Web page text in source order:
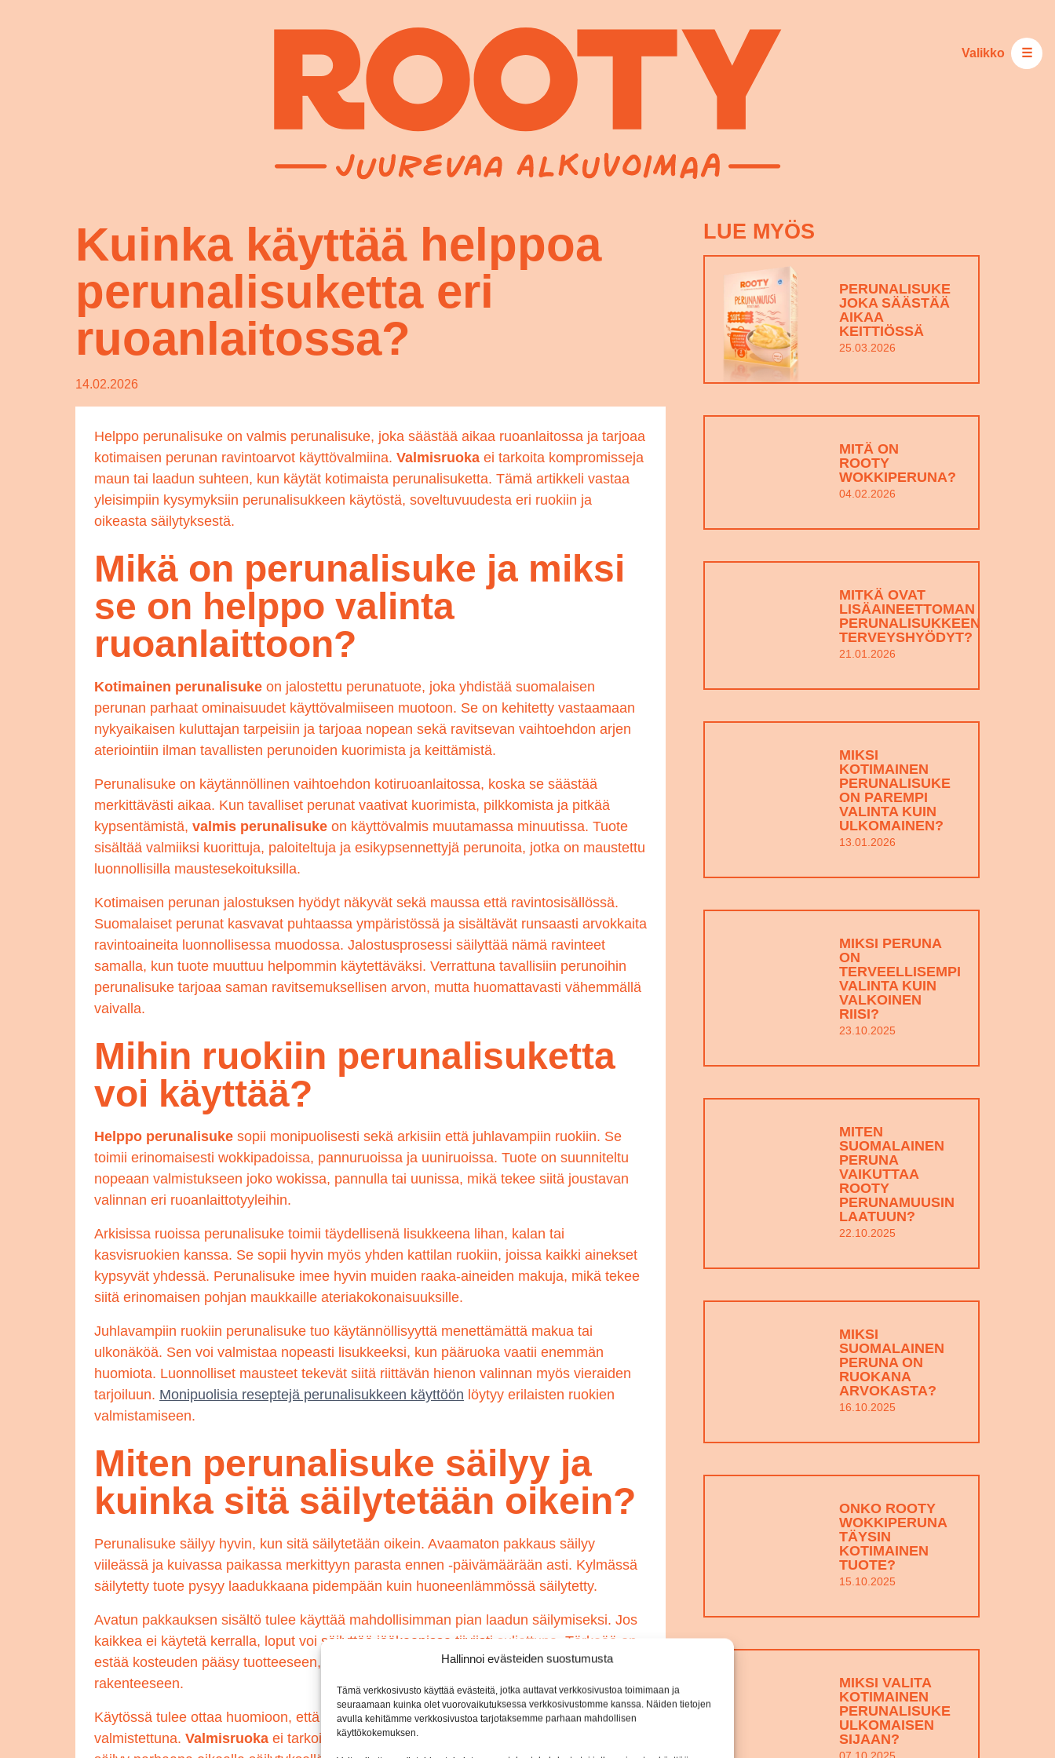
Hallinnoi evästeiden suostumusta
Tämä verkkosivusto käyttää evästeitä, jotka auttavat verkkosivustoa toimimaan ja
seuraamaan kuinka olet vuorovaikutuksessa verkkosivustomme kanssa. Näiden tietojen
avulla kehitämme verkkosivustoa tarjotaksemme parhaan mahdollisen
käyttökokemuksen.
Valikko ☰
Kuinka käyttää helppoa
perunalisuketta eri
ruoanlaitossa?
14.02.2026
Helppo perunalisuke on valmis perunalisuke, joka säästää aikaa ruoanlaitossa ja tarjoaa
kotimaisen perunan ravintoarvot käyttövalmiina. Valmisruoka ei tarkoita kompromisseja
maun tai laadun suhteen, kun käytät kotimaista perunalisuketta. Tämä artikkeli vastaa
yleisimpiin kysymyksiin perunalisukkeen käytöstä, soveltuvuudesta eri ruokiin ja
oikeasta säilytyksestä.
Mikä on perunalisuke ja miksi
se on helppo valinta
ruoanlaittoon?
Kotimainen perunalisuke on jalostettu perunatuote, joka yhdistää suomalaisen
perunan parhaat ominaisuudet käyttövalmiiseen muotoon. Se on kehitetty vastaamaan
nykyaikaisen kuluttajan tarpeisiin ja tarjoaa nopean sekä ravitsevan vaihtoehdon arjen
ateriointiin ilman tavallisten perunoiden kuorimista ja keittämistä.
Perunalisuke on käytännöllinen vaihtoehdon kotiruoanlaitossa, koska se säästää
merkittävästi aikaa. Kun tavalliset perunat vaativat kuorimista, pilkkomista ja pitkää
kypsentämistä, valmis perunalisuke on käyttövalmis muutamassa minuutissa. Tuote
sisältää valmiiksi kuorittuja, paloiteltuja ja esikypsennettyjä perunoita, jotka on maustettu
luonnollisilla maustesekoituksilla.
Kotimaisen perunan jalostuksen hyödyt näkyvät sekä maussa että ravintosisällössä.
Suomalaiset perunat kasvavat puhtaassa ympäristössä ja sisältävät runsaasti arvokkaita
ravintoaineita luonnollisessa muodossa. Jalostusprosessi säilyttää nämä ravinteet
samalla, kun tuote muuttuu helpommin käytettäväksi. Verrattuna tavallisiin perunoihin
perunalisuke tarjoaa saman ravitsemuksellisen arvon, mutta huomattavasti vähemmällä
vaivalla.
Mihin ruokiin perunalisuketta
voi käyttää?
Helppo perunalisuke sopii monipuolisesti sekä arkisiin että juhlavampiin ruokiin. Se
toimii erinomaisesti wokkipadoissa, pannuruoissa ja uuniruoissa. Tuote on suunniteltu
nopeaan valmistukseen joko wokissa, pannulla tai uunissa, mikä tekee siitä joustavan
valinnan eri ruoanlaittotyyleihin.
Arkisissa ruoissa perunalisuke toimii täydellisenä lisukkeena lihan, kalan tai
kasvisruokien kanssa. Se sopii hyvin myös yhden kattilan ruokiin, joissa kaikki ainekset
kypsyvät yhdessä. Perunalisuke imee hyvin muiden raaka-aineiden makuja, mikä tekee
siitä erinomaisen pohjan maukkaille ateriakokonaisuuksille.
Juhlavampiin ruokiin perunalisuke tuo käytännöllisyyttä menettämättä makua tai
ulkonäköä. Sen voi valmistaa nopeasti lisukkeeksi, kun pääruoka vaatii enemmän
huomiota. Luonnolliset mausteet tekevät siitä riittävän hienon valinnan myös vieraiden
tarjoiluun. Monipuolisia reseptejä perunalisukkeen käyttöön löytyy erilaisten ruokien
valmistamiseen.
Miten perunalisuke säilyy ja
kuinka sitä säilytetään oikein?
Perunalisuke säilyy hyvin, kun sitä säilytetään oikein. Avaamaton pakkaus säilyy
viileässä ja kuivassa paikassa merkittyyn parasta ennen -päivämäärään asti. Kylmässä
säilytetty tuote pysyy laadukkaana pidempään kuin huoneenlämmössä säilytetty.
Avatun pakkauksen sisältö tulee käyttää mahdollisimman pian laadun säilymiseksi. Jos
kaikkea ei käytetä kerralla, loput voi säilyttää jääkaapissa tiiviisti suljettuna. Tärkeää on
estää kosteuden pääsy tuotteeseen, sillä se voi vaikuttaa sekä makuun että
rakenteeseen.
Käytössä tulee ottaa huomioon, että perunalisuke on parhaimmillaan tuoreena
valmistettuna. Valmisruoka ei tarkoita, että tuote kestäisi loputtomasti, vaan sen laatu
LUE MYÖS
PERUNALISUKE
JOKA SÄÄSTÄÄ
AIKAA
KEITTIÖSSÄ
25.03.2026
MITÄ ON
ROOTY
WOKKIPERUNA?
04.02.2026
MITKÄ OVAT
LISÄAINEETTOMAN
PERUNALISUKKEEN
TERVEYSHYÖDYT?
21.01.2026
MIKSI
KOTIMAINEN
PERUNALISUKE
ON PAREMPI
VALINTA KUIN
ULKOMAINEN?
13.01.2026
MIKSI PERUNA
ON
TERVEELLISEMPI
VALINTA KUIN
VALKOINEN
RIISI?
23.10.2025
MITEN
SUOMALAINEN
PERUNA
VAIKUTTAA
ROOTY
PERUNAMUUSIN
LAATUUN?
22.10.2025
MIKSI
SUOMALAINEN
PERUNA ON
RUOKANA
ARVOKASTA?
16.10.2025
ONKO ROOTY
WOKKIPERUNA
TÄYSIN
KOTIMAINEN
TUOTE?
15.10.2025
MIKSI VALITA
KOTIMAINEN
PERUNALISUKE
ULKOMAISEN
SIJAAN?
07.10.2025